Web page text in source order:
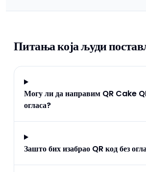
Питања која људи
Могу ли да направим QR Cake
огласа?
Зашто бих изабрао QR код без